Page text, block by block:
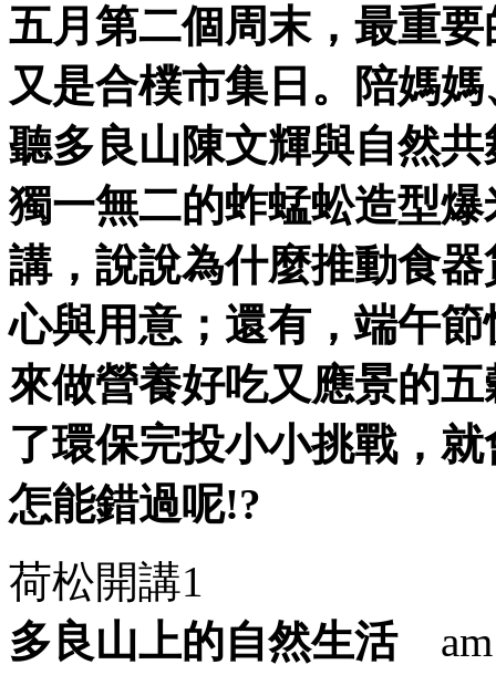
五月第二個周末，最重
又是合樸市集日。陪媽
聽多良山陳文輝與自然
獨一無二的蚱蜢蚣造型
講，說說為什麼推動食
心與用意；還有，端午
來做營養好吃又應景的
了環保完投小小挑戰，
怎能錯過呢!?
荷松開講1
多良山上的自然生活